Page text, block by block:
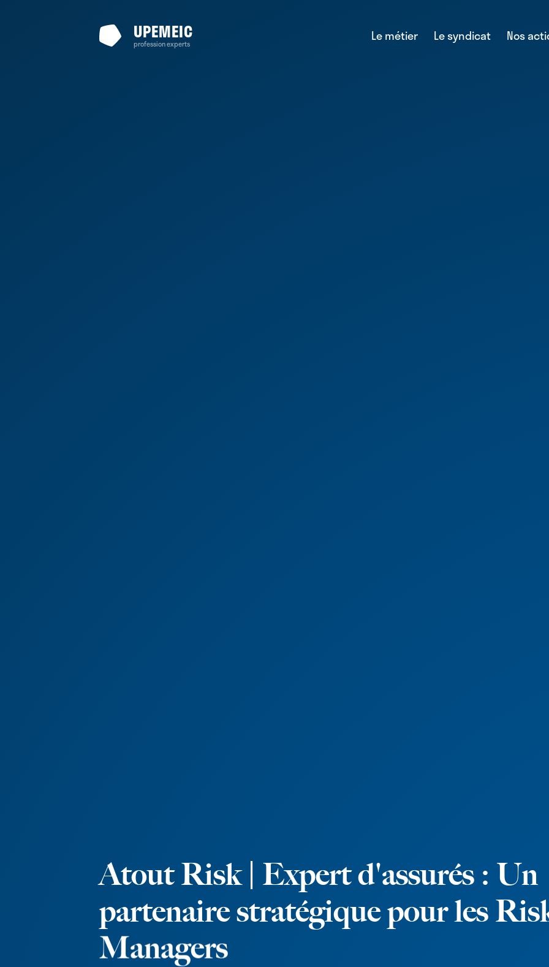
UPEMEIC
profession experts Le métier Le syndicat Nos
AtoutRisk | Expertd'assurés : Un
partenairestratégiquepourlesRis
Managers